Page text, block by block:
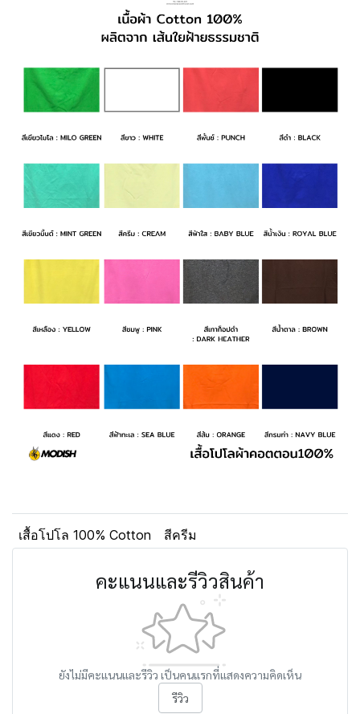
เสื้อโปโล 100% Cotton สีครีม
คะแนนและรีวิวสินค้า
ยังไม่มีคะแนนและรีวิว เป็นคนแรกที่แสดงความคิดเห็น
รีวิว